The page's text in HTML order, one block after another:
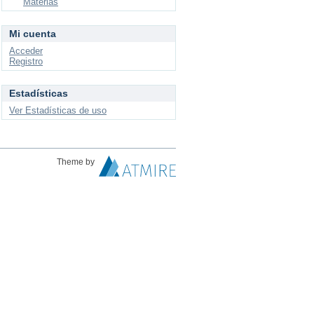
Mi cuenta
Acceder
Registro
Estadísticas
Ver Estadísticas de uso
Theme by